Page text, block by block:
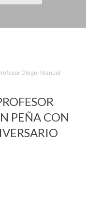
Diego-Manuel
PEÑA CON